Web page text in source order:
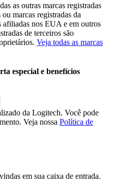
as outras marcas registradas
marcas registradas da
nos EUA e em outros
de terceiros são
Veja todas as marcas
especial e benefícios
da Logitech. Você pode
Veja nossa Política de
em sua caixa de entrada.